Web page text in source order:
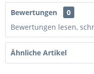
Bewertungen
0
Bewertungen lesen,
Ähnliche Artikel